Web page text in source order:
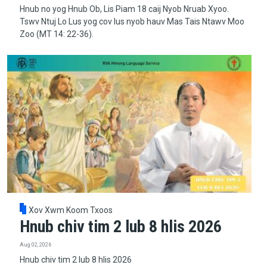
Hnub no yog Hnub Ob, Lis Piam 18 caij Nyob Nruab Xyoo.
Tswv Ntuj Lo Lus yog cov lus nyob hauv Mas Tais Ntawv Moo
Zoo (MT 14: 22-36).
Xov Xwm Koom Txoos
Hnub chiv tim 2 lub 8 hlis 2026
Aug 02, 2026
Hnub chiv tim 2 lub 8 hlis 2026